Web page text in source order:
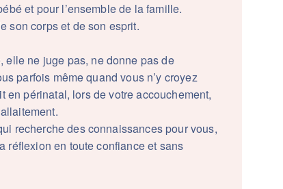
et pour l’ensemble de la famille.
son corps et de son esprit.
elle ne juge pas, ne donne pas de
parfois même quand vous n’y croyez
en périnatal, lors de votre accouchement,
recherche des connaissances pour vous,
réflexion en toute confiance et sans